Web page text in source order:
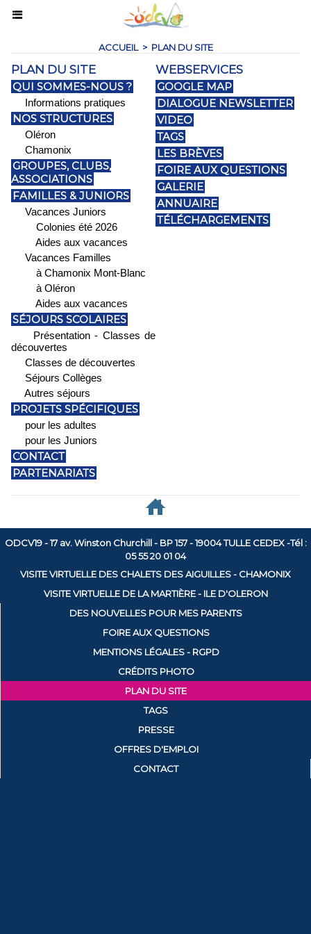
ACCUEIL > PLAN DU SITE
PLAN DU SITE
QUI SOMMES-NOUS ?
Informations pratiques
NOS STRUCTURES
Oléron
Chamonix
GROUPES, CLUBS,
ASSOCIATIONS
FAMILLES & JUNIORS
Vacances Juniors
Colonies été 2026
Aides aux vacances
Vacances Familles
à Chamonix Mont-Blanc
à Oléron
Aides aux vacances
SÉJOURS SCOLAIRES
Présentation - Classes de
découvertes
Classes de découvertes
Séjours Collèges
Autres séjours
PROJETS SPÉCIFIQUES
pour les adultes
pour les Juniors
CONTACT
PARTENARIATS
WEBSERVICES
GOOGLE MAP
DIALOGUE NEWSLETTER
VIDEO
TAGS
LES BRÈVES
FOIRE AUX QUESTIONS
GALERIE
ANNUAIRE
TÉLÉCHARGEMENTS
ODCV19 - 17 av. Winston Churchill - BP 157 - 19004 TULLE CEDEX -Tél :
05 55 20 01 04
VISITE VIRTUELLE DES CHALETS DES AIGUILLES - CHAMONIX
VISITE VIRTUELLE DE LA MARTIÈRE - ILE D'OLERON
DES NOUVELLES POUR MES PARENTS
FOIRE AUX QUESTIONS
MENTIONS LÉGALES - RGPD
CRÉDITS PHOTO
PLAN DU SITE
TAGS
PRESSE
OFFRES D'EMPLOI
CONTACT